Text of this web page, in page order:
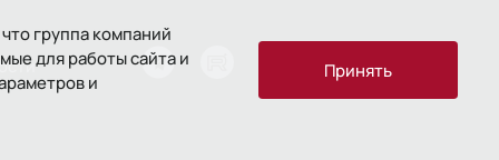
группа компаний
для работы сайта и
и
Принять